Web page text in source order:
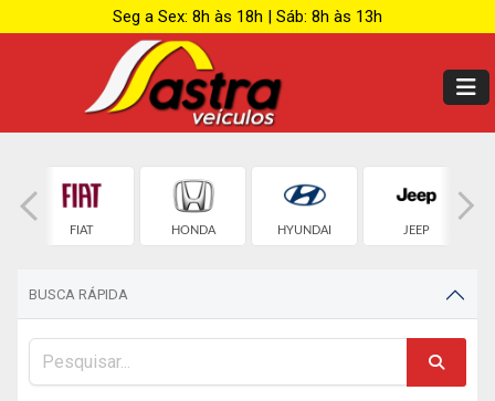
Seg a Sex: 8h às 18h | Sáb: 8h às 13h
FIAT HONDA HYUNDAI JEEP
BUSCA RÁPIDA